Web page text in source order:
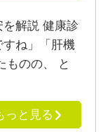
解説 健康診
ね」「肝機
ものの、 と
っと見る